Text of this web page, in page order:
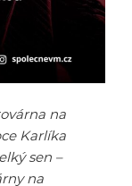
na
Karlíka
sen –
na